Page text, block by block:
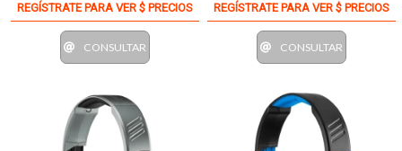
REGÍSTRATE PARA VER $ PRECIOS
CONSULTAR
REGÍSTRATE PARA VER $ PRECIOS
CONSULTAR